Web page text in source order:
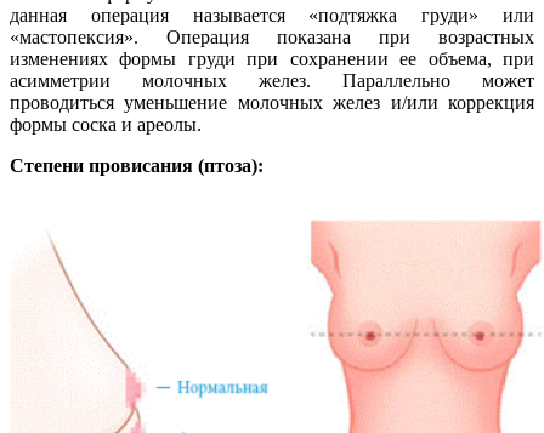
данная операция называется «подтяжка груди» или
«мастопексия». Операция показана при возрастных
изменениях формы груди при сохранении ее объема, при
асимметрии молочных желез. Параллельно может
проводиться уменьшение молочных желез и/или коррекция
формы соска и ареолы.
Степени провисания (птоза):